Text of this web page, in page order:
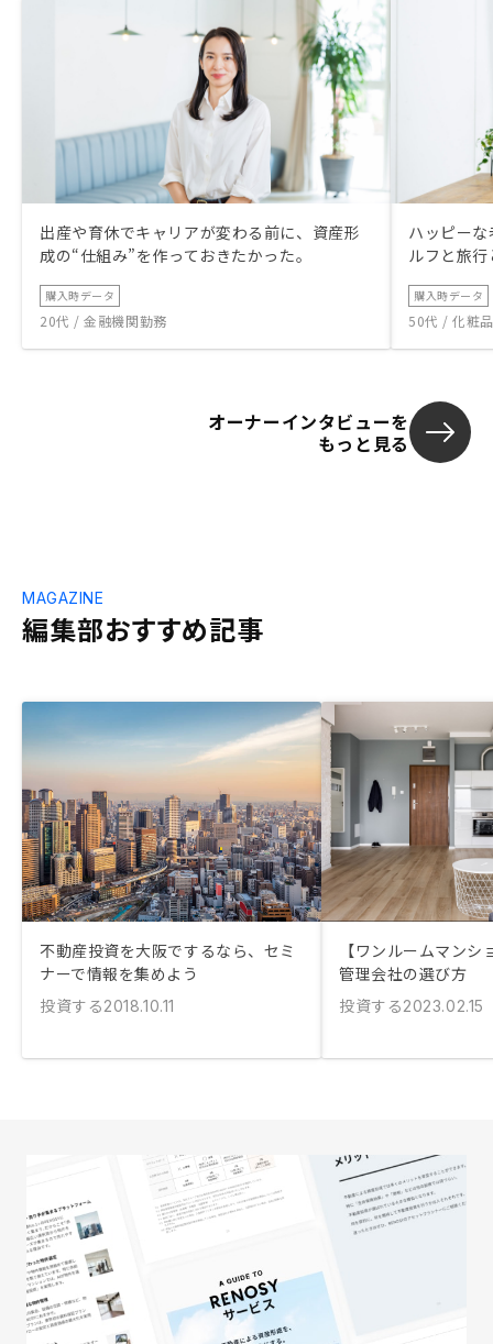
出産や育休でキャリアが変わる前に、資産形
成の“仕組み”を作っておきたかった。
購入時データ
20代 / 金融機関勤務
ハッピー
ルフと旅
購入時データ
50代 / 化粧
オーナーインタビューを
もっと見る
編集部おすすめ記事
MAGAZINE
不動産投資を大阪でするなら、セミ
ナーで情報を集めよう
投資する2018.10.11
【ワンルームマン
管理会社の選び方
投資する2023.02.15